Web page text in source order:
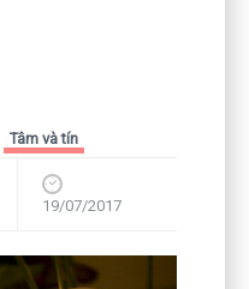
Tâm và tín
19/07/2017